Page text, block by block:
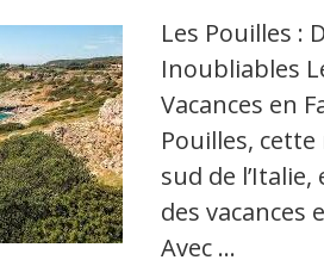
Les Pouilles :
Inoubliables
Vacances en
Pouilles,
sud de
des vacances
Avec …